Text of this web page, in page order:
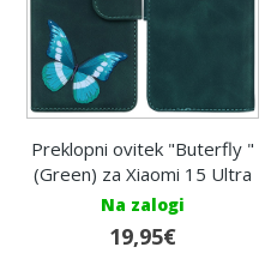
Preklopni ovitek "Buterfly "
(Green) za Xiaomi 15 Ultra
Na zalogi
19,95€